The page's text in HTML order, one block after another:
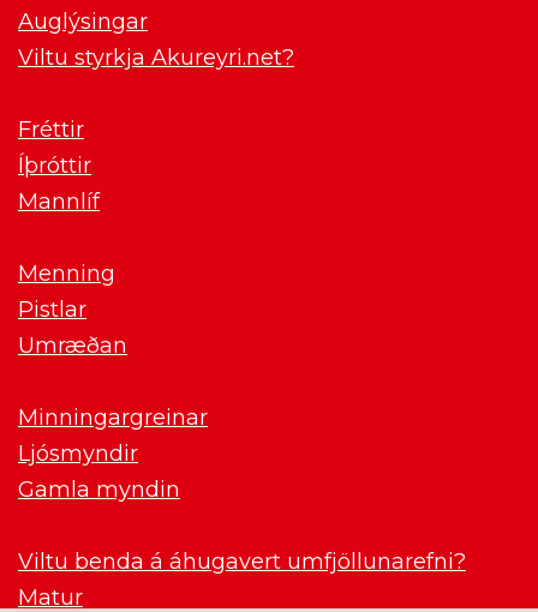
Auglýsingar
Viltu styrkja Akureyri.net?
Fréttir
Íþróttir
Mannlíf
Menning
Pistlar
Umræðan
Minningargreinar
Ljósmyndir
Gamla myndin
Viltu benda á áhugavert umfjöllunarefni?
Matur